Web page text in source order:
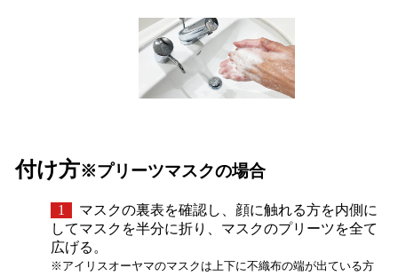
付け方※プリーツマスクの場合
1
マスクの裏表を確認し、顔に触れる方を内側に
してマスクを半分に折り、マスクのプリーツを全て
広げる。
※アイリスオーヤマのマスクは上下に不織布の端が出ている方